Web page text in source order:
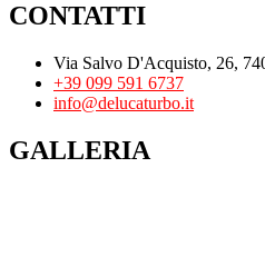
CONTATTI
Via Salvo D'Acquisto, 26,
+39 099 591 6737
info@delucaturbo.it
GALLERIA